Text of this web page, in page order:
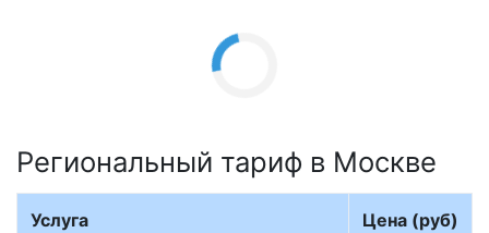
Региональный тариф в Москве
Услуга Цена (руб)